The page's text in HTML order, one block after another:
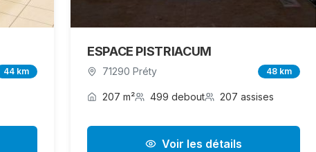
44 km
ESPACE PISTRIACUM
71290 Préty 48 km
207 m² 499 debout 207 assises
Voir les détails